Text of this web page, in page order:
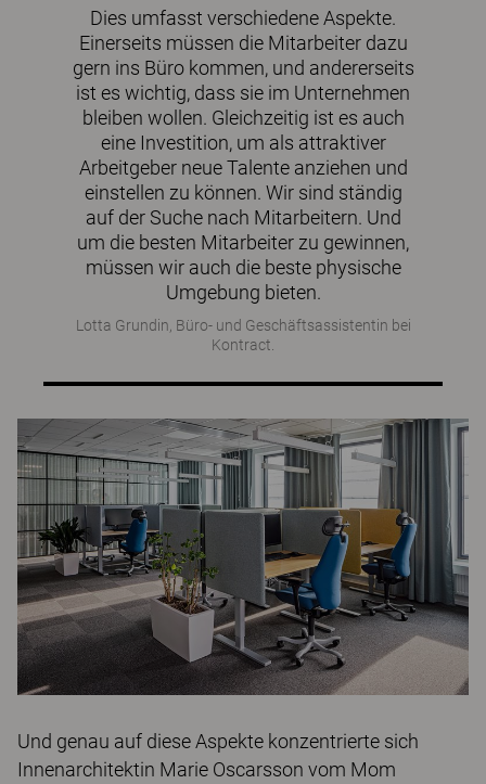
Dies umfasst verschiedene Aspekte.
Einerseits müssen die Mitarbeiter dazu
gern ins Büro kommen, und andererseits
ist es wichtig, dass sie im Unternehmen
bleiben wollen. Gleichzeitig ist es auch
eine Investition, um als attraktiver
Arbeitgeber neue Talente anziehen und
einstellen zu können. Wir sind ständig
auf der Suche nach Mitarbeitern. Und
um die besten Mitarbeiter zu gewinnen,
müssen wir auch die beste physische
Umgebung bieten.
Lotta Grundin, Büro- und Geschäftsassistentin bei
Kontract.
Und genau auf diese Aspekte konzentrierte sich
Innenarchitektin Marie Oscarsson vom Mom